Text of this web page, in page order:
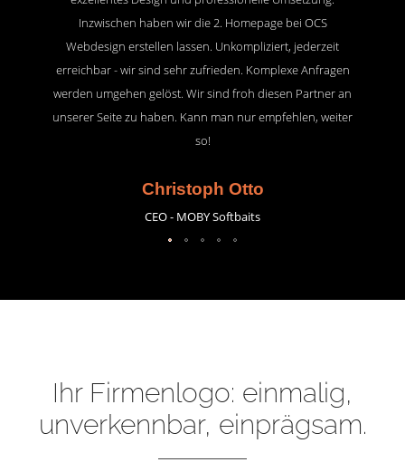
Inzwischen haben wir die 2. Homepage bei OCS
Webdesign erstellen lassen. Unkompliziert, jederzeit
erreichbar - wir sind sehr zufrieden. Komplexe Anfragen
werden umgehen gelöst. Wir sind froh diesen Partner an
unserer Seite zu haben. Kann man nur empfehlen, weiter
so!
Christoph Otto
CEO - MOBY Softbaits
Ihr Firmenlogo: einmalig,
unverkennbar, einprägsam.